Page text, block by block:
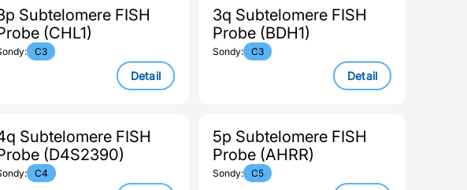
Subtelomere FISH
(CHL1)
C3
Detail
3q Subtelomere FISH
Probe (BDH1)
Sondy: C3
Detail
Subtelomere FISH
(D4S2390)
C4
5p Subtelomere FISH
Probe (AHRR)
Sondy: C5